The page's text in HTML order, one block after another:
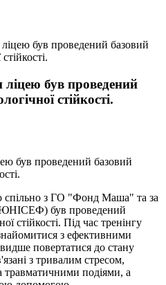
був проведений базовий
ліцею був проведений
стійкості.
спільно з ГО "Фонд Маша" та за
був проведений
стійкості. Під час тренінгу
з ефективними
повертатися до стану
з тривалим стресом,
травматичними подіями, а